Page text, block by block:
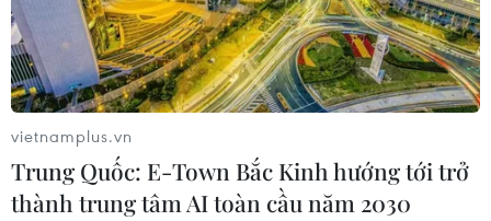
vietnamplus.vn
Trung Quốc: E-Town Bắc Kinh hướng tới trở
thành trung tâm AI toàn cầu năm 2030